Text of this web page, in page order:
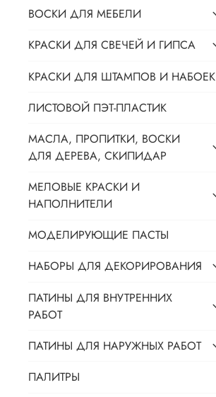
ВОСКИ ДЛЯ МЕБЕЛИ
КРАСКИ ДЛЯ СВЕЧЕЙ И ГИПСА
КРАСКИ ДЛЯ ШТАМПОВ И НАБОЕК
ЛИСТОВОЙ ПЭТ-ПЛАСТИК
МАСЛА, ПРОПИТКИ, ВОСКИ
ДЛЯ ДЕРЕВА, СКИПИДАР
МЕЛОВЫЕ КРАСКИ И
НАПОЛНИТЕЛИ
МОДЕЛИРУЮЩИЕ ПАСТЫ
НАБОРЫ ДЛЯ ДЕКОРИРОВАНИЯ
ПАТИНЫ ДЛЯ ВНУТРЕННИХ
РАБОТ
ПАТИНЫ ДЛЯ НАРУЖНЫХ РАБОТ
ПАЛИТРЫ